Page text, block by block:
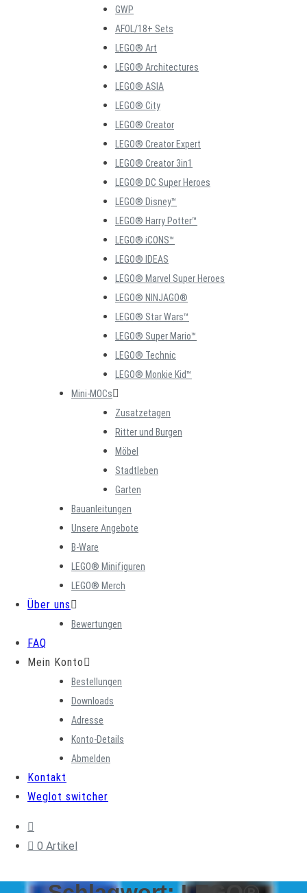
GWP
AFOL/18+ Sets
LEGO® Art
LEGO® Architectures
LEGO® ASIA
LEGO® City
LEGO® Creator
LEGO® Creator Expert
LEGO® Creator 3in1
LEGO® DC Super Heroes
LEGO® Disney™
LEGO® Harry Potter™
LEGO® iCONS™
LEGO® IDEAS
LEGO® Marvel Super Heroes
LEGO® NINJAGO®
LEGO® Star Wars™
LEGO® Super Mario™
LEGO® Technic
LEGO® Monkie Kid™
Mini-MOCs
Zusatzetagen
Ritter und Burgen
Möbel
Stadtleben
Garten
Bauanleitungen
Unsere Angebote
B-Ware
LEGO® Minifiguren
LEGO® Merch
Über uns
Bewertungen
FAQ
Mein Konto
Bestellungen
Downloads
Adresse
Konto-Details
Abmelden
Kontakt
Weglot switcher
0 Artikel